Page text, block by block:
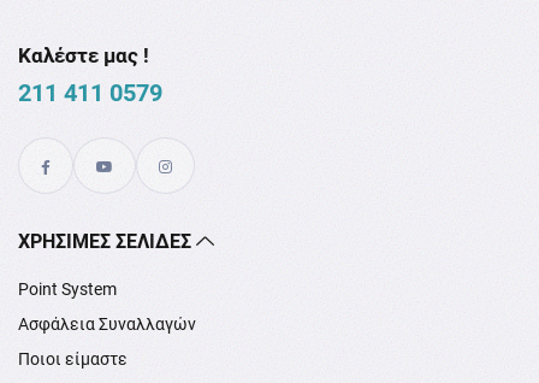
Καλέστε μας !
211 411 0579
XΡΉΣΙΜΕΣ ΣΕΛΊΔΕΣ
Point System
Ασφάλεια Συναλλαγών
Ποιοι είμαστε